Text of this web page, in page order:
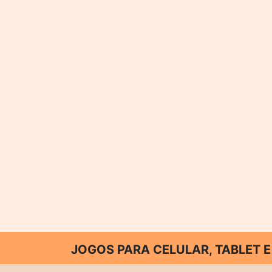
JOGOS PARA CELULAR, TABLET